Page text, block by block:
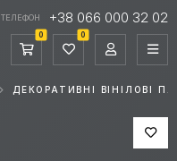
ТЕЛЕФОН +38 066 000 32 02
0 0
ДЕКОРАТИВНІ ВІНІЛОВІ